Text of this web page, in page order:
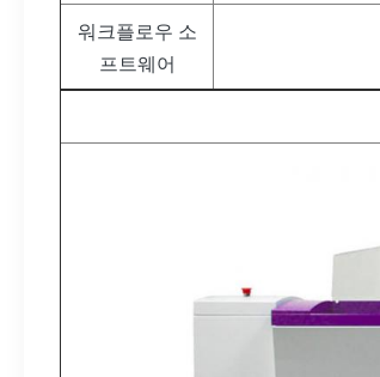
워크플로우 소
프트웨어